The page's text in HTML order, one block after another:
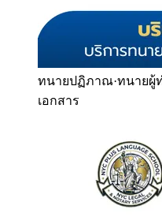
ทนายปฏิภาณ·ทนายผู้
เอกสาร